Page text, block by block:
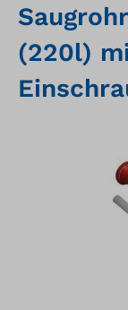
(220l)
Bildergalerie